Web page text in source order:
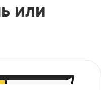
или